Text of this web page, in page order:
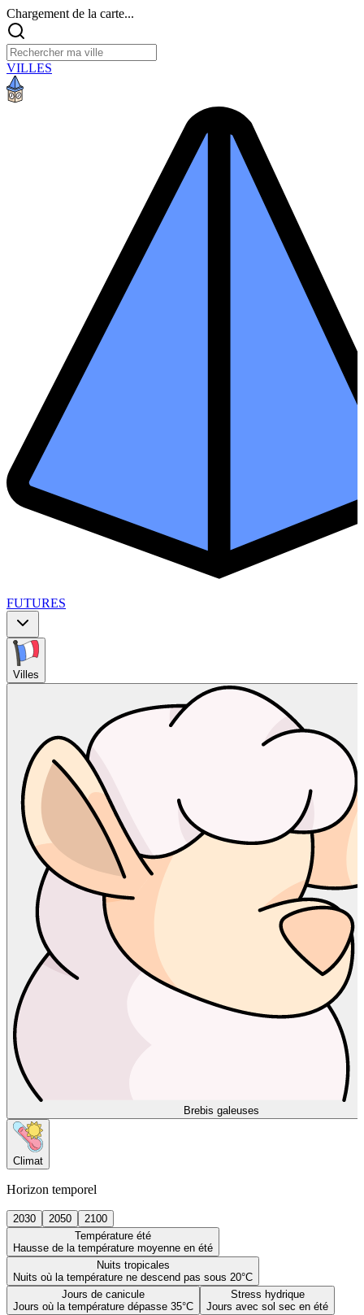
Chargement de la carte...
VILLES
FUTURES
Villes
Brebis galeuses
Climat
Horizon temporel
2030 2050
2100
Température été
Hausse de la température moyenne en été
Nuits tropicales
Nuits où la température ne descend pas sous 20°C
Jours de canicule
Jours où la température dépasse 35°C
Stress hydrique
Jours avec sol sec en été